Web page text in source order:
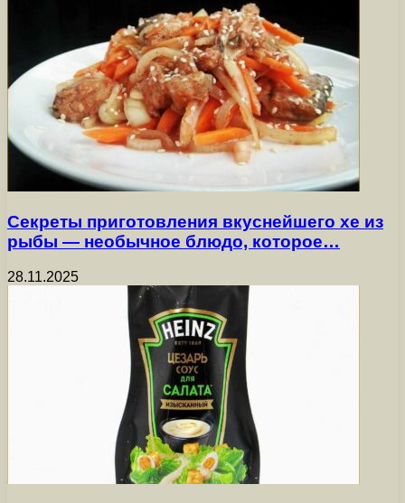
Секреты приготовления вкуснейшего хе из
рыбы — необычное блюдо, которое…
28.11.2025